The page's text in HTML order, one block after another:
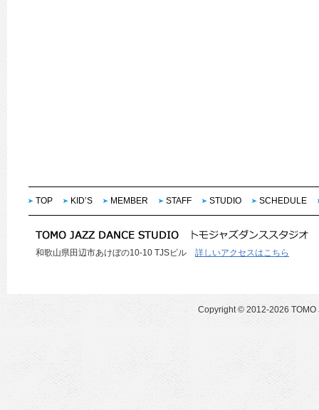
TOP KID’S MEMBER STAFF STUDIO SCHEDULE
和歌山県田辺市あけぼの10-10 TJSビル 詳しいアクセスはこちら
Copyright © 2012-2026 TOMO